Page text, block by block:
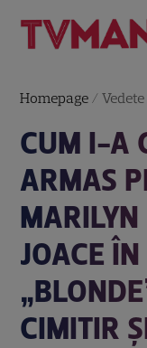
Homepage /
CUM I-A
ARMAS
JOACE
CIMITIR